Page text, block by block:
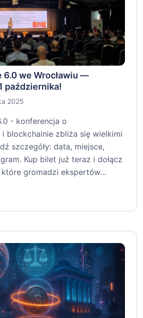
6.0 we Wrocławiu —
października!
2025
- konferencja o
blockchainie zbliża się wielkimi
szczegóły: data, miejsce,
Kup bilet już teraz i dołącz
gromadzi ekspertów…